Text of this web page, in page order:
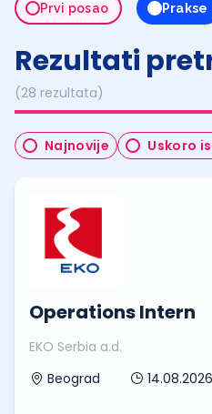
Prvi posao Prakse
Rezultati
(28 rezultata)
Najnovije Uskoro
Operations Intern
EKO Serbia a.d.
Beograd
14.08.2026